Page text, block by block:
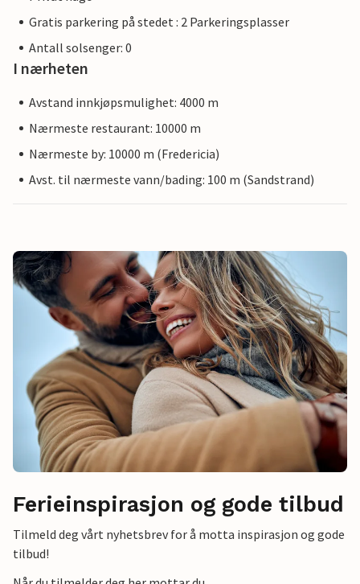
Gratis parkering på stedet : 2 Parkeringsplasser
Antall solsenger: 0
I nærheten
Avstand innkjøpsmulighet: 4000 m
Nærmeste restaurant: 10000 m
Nærmeste by: 10000 m (Fredericia)
Avst. til nærmeste vann/bading: 100 m (Sandstrand)
Ferieinspirasjon og gode tilbud
Tilmeld deg vårt nyhetsbrev for å motta inspirasjon og gode
tilbud!